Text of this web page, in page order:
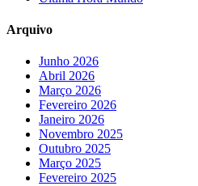
Arquivo
Junho 2026
Abril 2026
Março 2026
Fevereiro 2026
Janeiro 2026
Novembro 2025
Outubro 2025
Março 2025
Fevereiro 2025